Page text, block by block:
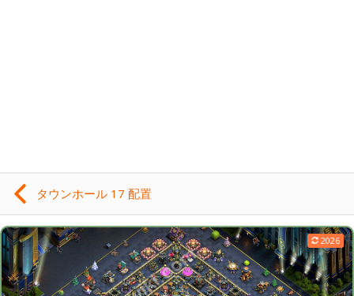
タウンホール 17 配置
2026